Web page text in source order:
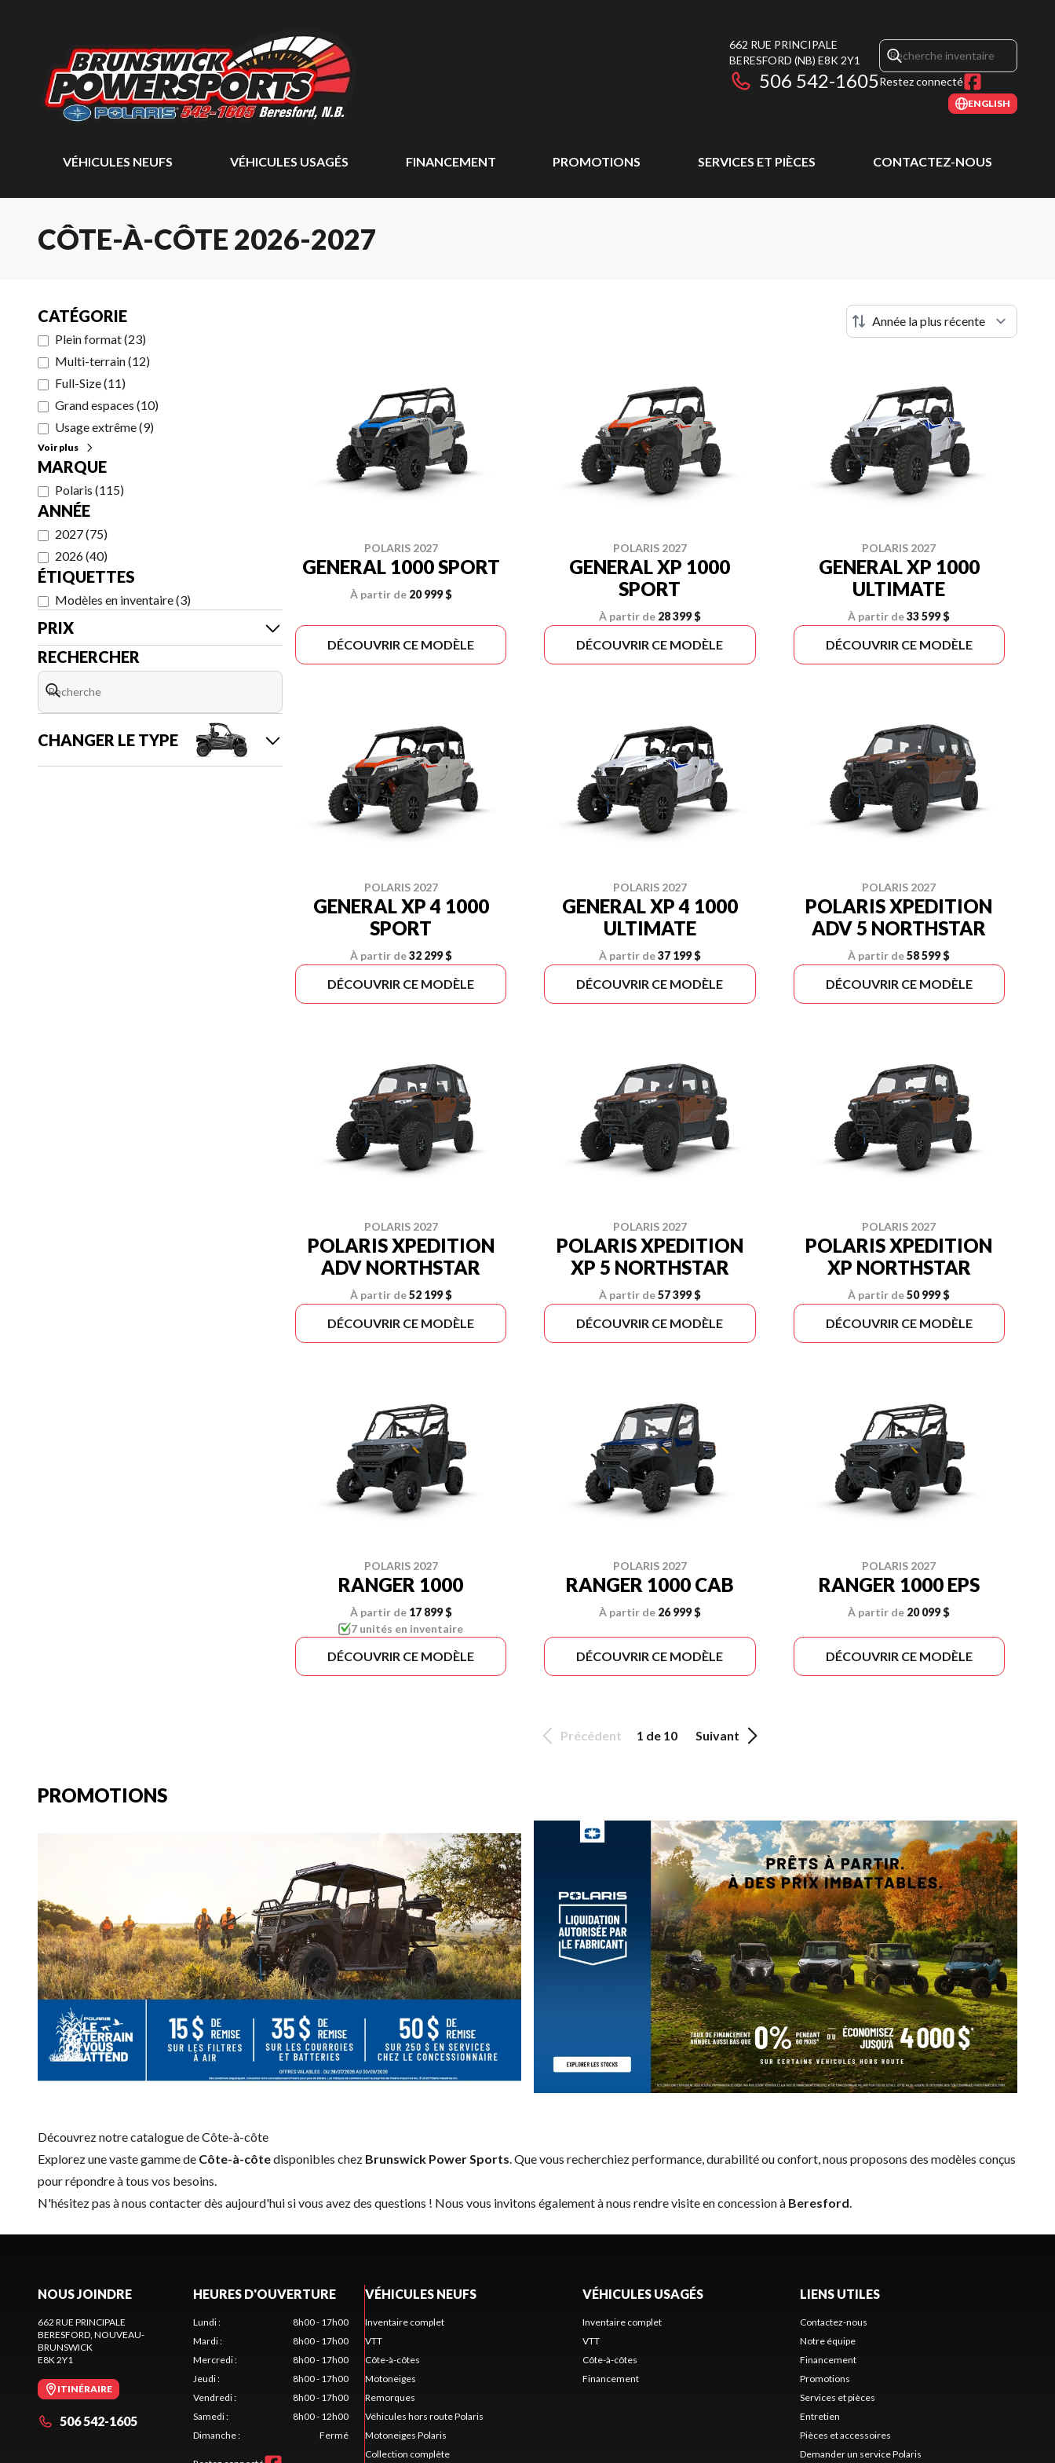
662 RUE PRINCIPALE
BERESFORD (NB) E8K 2Y1
506 542-1605Restez connecté
ENGLISH
VÉHICULES NEUFS VÉHICULES USAGÉS FINANCEMENT PROMOTIONS SERVICES ET PIÈCES CONTACTEZ-NOUS
CÔTE-À-CÔTE 2026-2027
CATÉGORIE
Plein format(23)
Multi-terrain(12)
Full-Size(11)
Grand espaces (10)
Usage extrême(9)
Voir plus
MARQUE
Polaris (115)
ANNÉE
2027(75)
2026(40)
ÉTIQUETTES
Modèles en inventaire(3)
PRIX
RECHERCHER
CHANGER LE TYPE
POLARIS 2027
GENERAL 1000 SPORT
À partir de 20 999 $
DÉCOUVRIR CE MODÈLE
POLARIS 2027
GENERAL XP 1000
SPORT
À partir de 28 399 $
DÉCOUVRIR CE MODÈLE
POLARIS 2027
GENERAL XP 1000
ULTIMATE
À partir de33 599 $
DÉCOUVRIR CE MODÈLE
POLARIS 2027
GENERAL XP 4 1000
SPORT
À partir de32 299 $
DÉCOUVRIR CE MODÈLE
POLARIS 2027
GENERAL XP 4 1000
ULTIMATE
À partir de37 199 $
DÉCOUVRIR CE MODÈLE
POLARIS 2027
POLARIS XPEDITION
ADV 5 NORTHSTAR
À partir de58 599 $
DÉCOUVRIR CE MODÈLE
POLARIS 2027
POLARIS XPEDITION
ADV NORTHSTAR
À partir de52 199 $
DÉCOUVRIR CE MODÈLE
POLARIS 2027
POLARIS XPEDITION
XP 5 NORTHSTAR
À partir de57 399 $
DÉCOUVRIR CE MODÈLE
POLARIS 2027
POLARIS XPEDITION
XP NORTHSTAR
À partir de50 999 $
DÉCOUVRIR CE MODÈLE
POLARIS 2027
RANGER 1000
À partir de 17 899 $
7 unités en inventaire
DÉCOUVRIR CE MODÈLE
POLARIS 2027
RANGER 1000 CAB
À partir de 26 999 $
DÉCOUVRIR CE MODÈLE
POLARIS 2027
RANGER 1000 EPS
À partir de 20 099 $
DÉCOUVRIR CE MODÈLE
Précédent 1 de 10 Suivant
PROMOTIONS
Découvrez notre catalogue de Côte-à-côte
Explorez une vaste gamme de Côte-à-côtedisponibles chez Brunswick Power Sports . Que vous recherchiez performance, durabilité ou confort, nous proposons des modèles conçus
pour répondre à tous vos besoins.
N'hésitez pas ànous contacterdès aujourd'hui si vous avez des questions ! Nous vous invitons également à nous rendre visite en concession à Beresford
NOUS JOINDRE
662 RUE PRINCIPALE
BERESFORD , NOUVEAU-
BRUNSWICK
E8K 2Y1
ITINÉRAIRE
506 542-1605
HEURES D'OUVERTURE
Lundi:
8h00 - 17h00
Mardi:
8h00 - 17h00
Mercredi:
8h00 - 17h00
Jeudi:
8h00 - 17h00
Vendredi:
8h00 - 17h00
Samedi:
8h00 - 12h00
Dimanche: Fermé
VÉHICULES NEUFS
Inventaire complet
VTT
Côte-à-côtes
Motoneiges
Remorques
Véhicules hors route Polaris
Motoneiges Polaris
Collection complète
VÉHICULES USAGÉS
Inventaire complet
VTT
Côte-à-côtes
Financement
LIENS UTILES
Contactez-nous
Notre équipe
Financement
Promotions
Services et pièces
Entretien
Pièces et accessoires
Demander un service Polaris